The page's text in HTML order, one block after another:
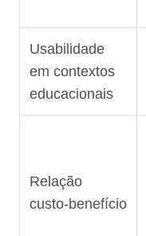
Usabilidade
em contextos
educacionais
Relação
custo‑benefício